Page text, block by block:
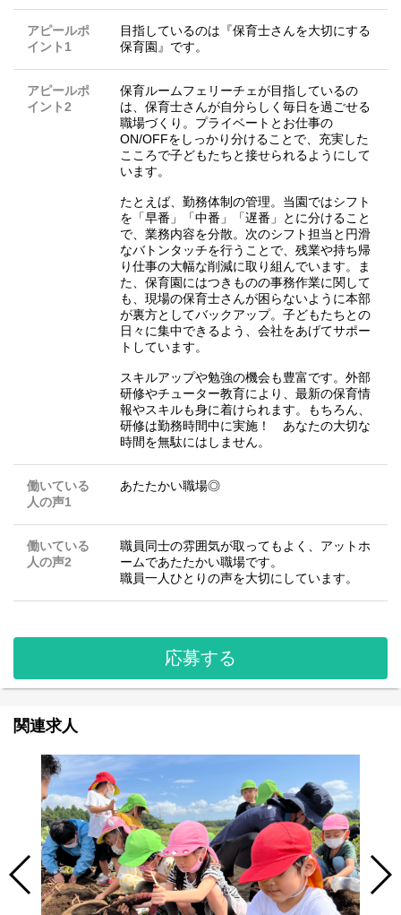
アピールポ
イント1
目指しているのは『保育士さんを大切にする
保育園』です。
アピールポ
イント2
保育ルームフェリーチェが目指しているの
は、保育士さんが自分らしく毎日を過ごせる
職場づくり。プライベートとお仕事の
ON/OFFをしっかり分けることで、充実した
こころで子どもたちと接せられるようにして
います。
たとえば、勤務体制の管理。当園ではシフト
を「早番」「中番」「遅番」とに分けること
で、業務内容を分散。次のシフト担当と円滑
なバトンタッチを行うことで、残業や持ち帰
り仕事の大幅な削減に取り組んでいます。ま
た、保育園にはつきものの事務作業に関して
も、現場の保育士さんが困らないように本部
が裏方としてバックアップ。子どもたちとの
日々に集中できるよう、会社をあげてサポー
トしています。
スキルアップや勉強の機会も豊富です。外部
研修やチューター教育により、最新の保育情
報やスキルも身に着けられます。もちろん、
研修は勤務時間中に実施！ あなたの大切な
時間を無駄にはしません。
働いている
人の声1
あたたかい職場◎
働いている
人の声2
職員同士の雰囲気が取ってもよく、アットホ
ームであたたかい職場です。
職員一人ひとりの声を大切にしています。
応募する
関連求人